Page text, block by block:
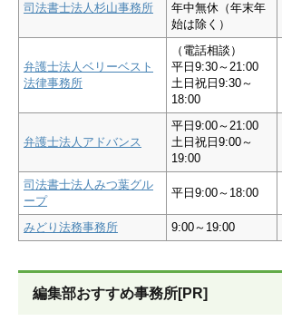
司法書士法人杉山事務所
年中無休（年末年
始は除く）
弁護士法人ベリーベスト
法律事務所
（電話相談）
平日9:30～21:00
土日祝日9:30～
18:00
弁護士法人アドバンス
平日9:00～21:00
土日祝日9:00～
19:00
司法書士法人みつ葉グル
ープ
平日9:00～18:00
みどり法務事務所 9:00～19:00
編集部おすすめ事務所[PR]